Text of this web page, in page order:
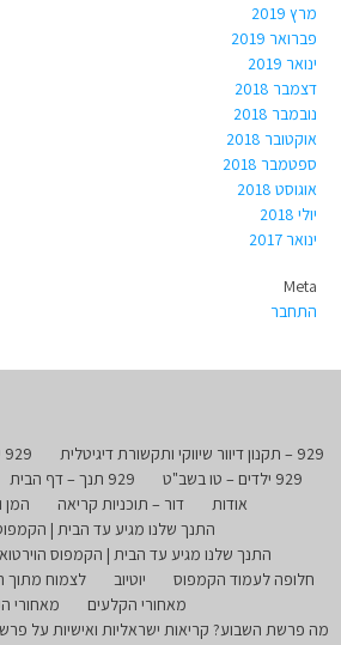
מרץ 2019
פברואר 2019
ינואר 2019
דצמבר 2018
נובמבר 2018
אוקטובר 2018
ספטמבר 2018
אוגוסט 2018
יולי 2018
ינואר 2017
Meta
התחבר
929 – תקנון דיוור שיווקי ותקשורת דיגיטלית 929 ילדים
929 ילדים – טו בשב"ט
929 תנך – דף הבית
אודות
דור – תוכניות קריאה
המן
התנך שלנו מגיע עד הבית |
התנך שלנו מגיע עד הבית | הקמפוס
חלופה לעמוד הקמפוס
יוטיוב לצמוח מתוך
מאחורי הקלעים
מאחורי
מה פרשת השבוע? קריאות ישראליות ואישיות על